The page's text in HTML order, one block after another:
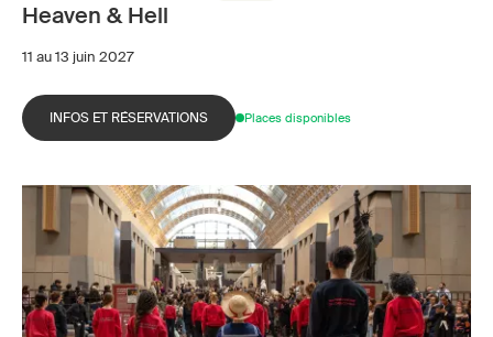
Heaven & Hell
11 au 13 juin 2027
INFOS ET RÉSERVATIONS Places disponibles